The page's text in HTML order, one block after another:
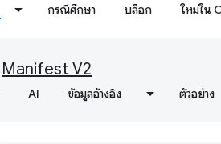
กรณีศึกษา บล็อก ใหม่ใน
Manifest V2
AI ข้อมูลอ้างอิง ตัวอย่าง